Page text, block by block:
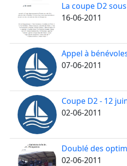
La coupe D2
16-06-2011
Appel à
07-06-2011
Coupe D2 - 12
02-06-2011
Doublé des
02-06-2011